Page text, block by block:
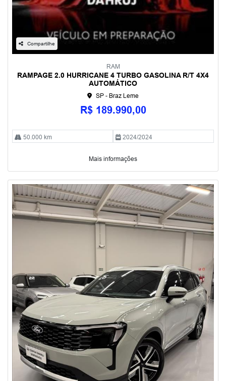
Compartilhe
RAM
RAMPAGE 2.0 HURRICANE 4 TURBO GASOLINA R/T 4X4
AUTOMÁTICO
SP - Braz Leme
R$ 189.990,00
50.000 km 2024/2024
Mais informações